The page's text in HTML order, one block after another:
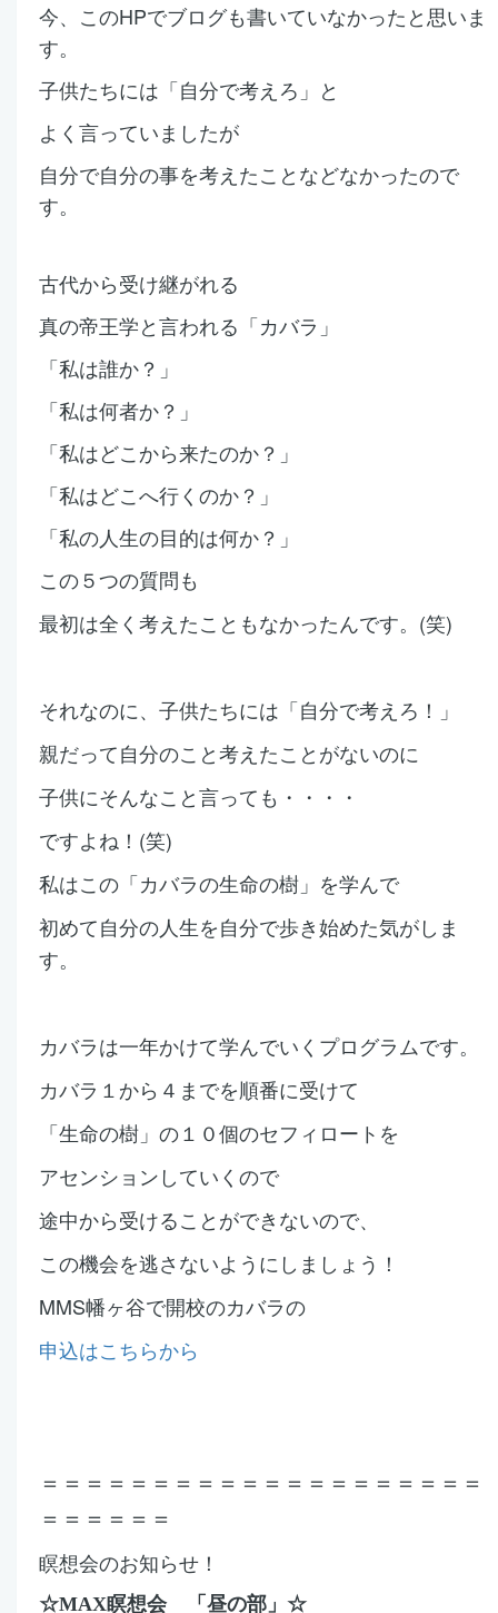
今、このHPでブログも書いていなかったと思いま
す。
子供たちには「自分で考えろ」と
よく言っていましたが
自分で自分の事を考えたことなどなかったので
す。
古代から受け継がれる
真の帝王学と言われる 「カバラ」
「私は誰か？」
「私は何者か？」
「私はどこから来たのか？」
「私はどこへ行くのか？」
「私の人生の目的は何か？」
この５つの質問も
最初は全く考えたこともなかったんです。(笑)
それなのに、子供たちには「自分で考えろ！」
親だって自分のこと考えたことがないのに
子供にそんなこと言っても・・・・
ですよね！(笑)
私はこの「カバラの生命の樹」を学んで
初めて自分の人生を自分で歩き始めた気がしま
す。
カバラは一年かけて学んでいくプログラムです。
カバラ１から４までを順番に受けて
「生命の樹」の１０個のセフィロートを
アセンションしていくので
途中から受けることができないので、
この機会を逃さないようにしましょう！
MMS幡ヶ谷で開校のカバラの
申込はこちらから
＝＝＝＝＝＝＝＝＝＝＝＝＝＝＝＝＝＝＝＝
＝＝＝＝＝＝
瞑想会のお知らせ！
☆MAX瞑想会 「昼の部」☆